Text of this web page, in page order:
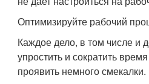
Оптимизируйте рабочий
Каждое дело, в том числе
упростить и сократить
проявить немного смекалки.